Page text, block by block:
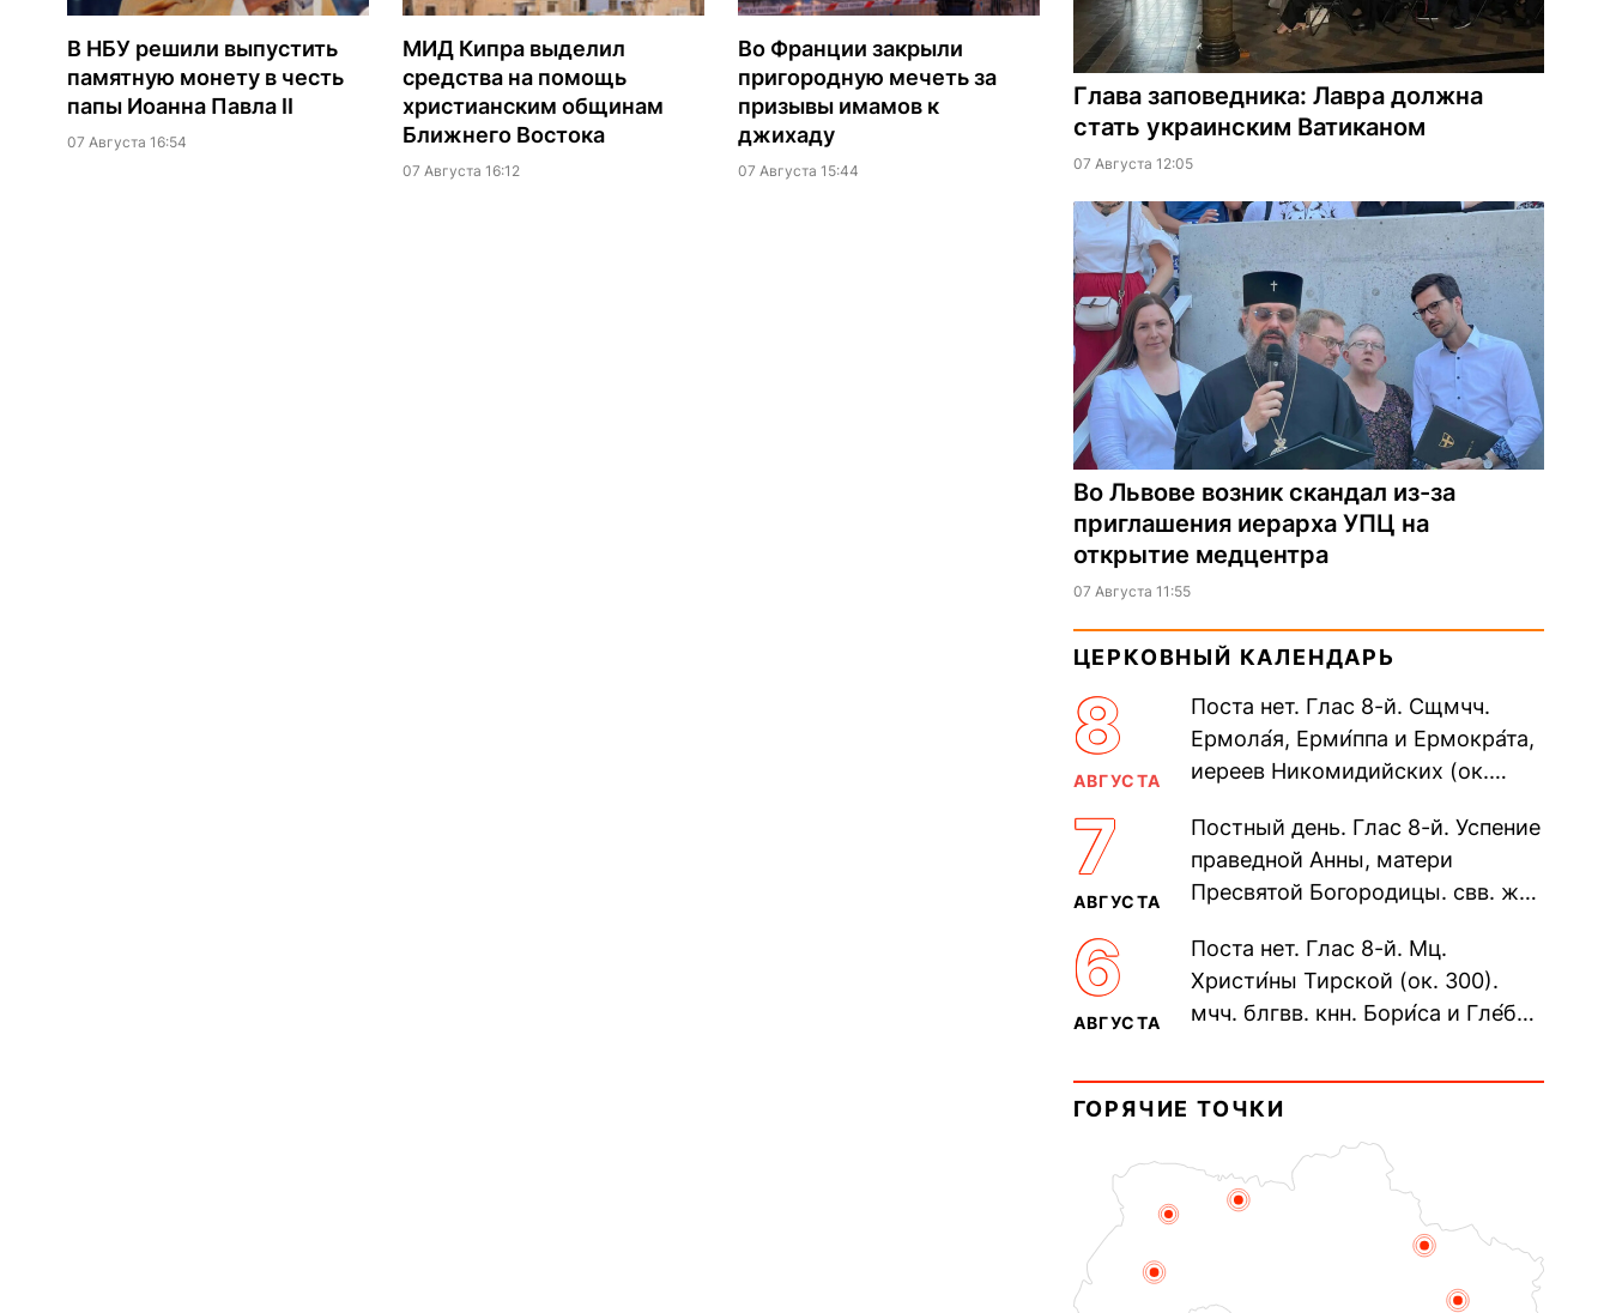
В НБУ решили выпустить
памятную монету в честь
папы Иоанна Павла II
07 Августа 16:54
МИД Кипра выделил
средства на помощь
христианским общинам
Ближнего Востока
07 Августа 16:12
Во Франции закрыли
пригородную мечеть за
призывы имамов к
джихаду
07 Августа 15:44
Глава заповедника: Лавра должна
стать украинским Ватиканом
07 Августа 12:05
Во Львове возник скандал из-за
приглашения иерарха УПЦ на
открытие медцентра
07 Августа 11:55
ЦЕРКОВНЫЙ КАЛЕНДАРЬ
8
АВГУСТА
Поста нет. Глас 8-й. Сщмчч.
Ермола́я, Ерми́ппа и Ермокра́та,
иереев Никомидийских (ок.
Печерского, в Ближних
пещерах...
7
АВГУСТА
Постный день. Глас 8-й. Успение
праведной Анны, матери
Пресвятой Богородицы. свв. жен
прп. Евпракси́и девы,...
6
АВГУСТА
Поста нет. Глас 8-й. Мц.
Христи́ны Тирской (ок. 300).
мчч. блгвв. кнн. Бори́са и Гле́ба,
Дави́да (1015). Прп....
ГОРЯЧИЕ ТОЧКИ